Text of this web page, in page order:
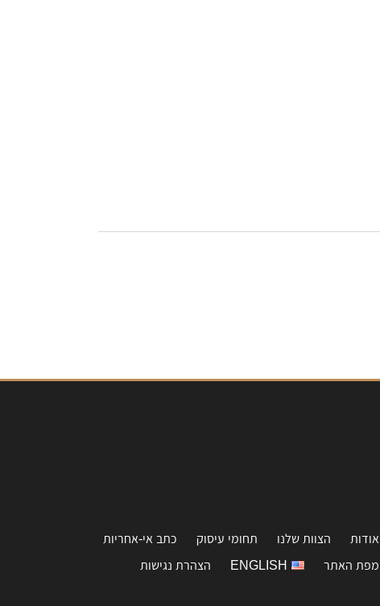
אודות הצוות שלנו תחומי עיסוק
כתב אי-אחריות
מפת האתר
ENGLISH הצהרת נגישות